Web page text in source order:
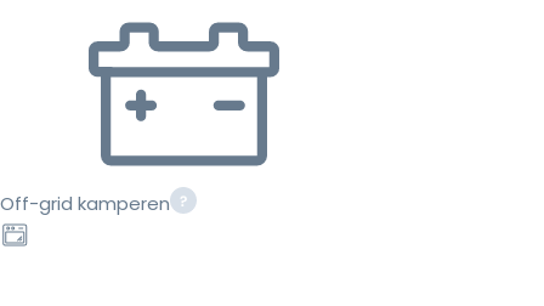
Off-grid kamperen